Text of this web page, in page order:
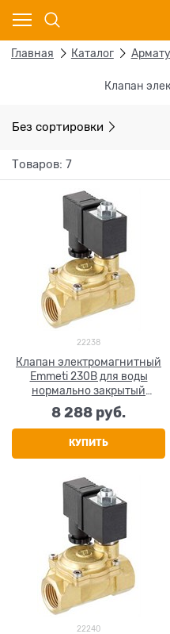
Главная Каталог
Клапан
Без сортировки
Товаров: 7
22238
Клапан электромагнитный
Emmeti 230В для воды
нормально закрытый
(открытие по сигналу) 1/2"
8 288 руб.
КУПИТЬ
22240